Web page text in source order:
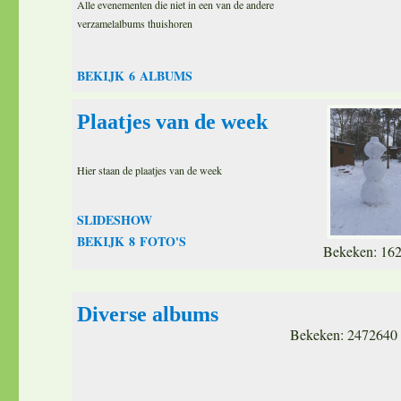
Alle evenementen die niet in een van de andere
verzamelalbums thuishoren
BEKIJK 6 ALBUMS
Plaatjes van de week
Hier staan de plaatjes van de week
SLIDESHOW
BEKIJK 8 FOTO'S
Bekeken:
Diverse albums
Bekeken: 2472640